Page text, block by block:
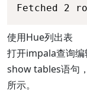
Fetched 2
使用Hue列出表
打开impala查询
show tables语句
所示。